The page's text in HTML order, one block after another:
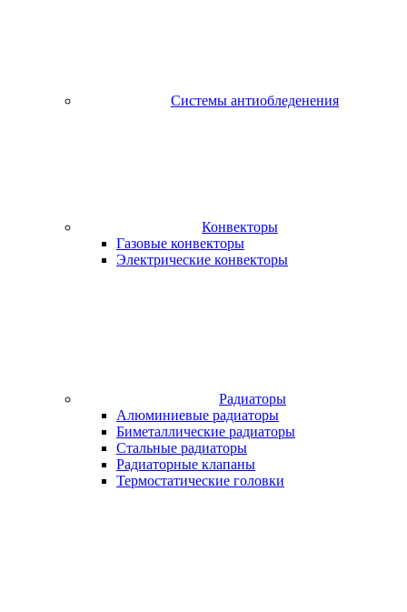
Системы антиобледенения
Конвекторы
Газовые конвекторы
Электрические конвекторы
Радиаторы
Алюминиевые радиаторы
Биметаллические радиаторы
Стальные радиаторы
Радиаторные клапаны
Термостатические головки